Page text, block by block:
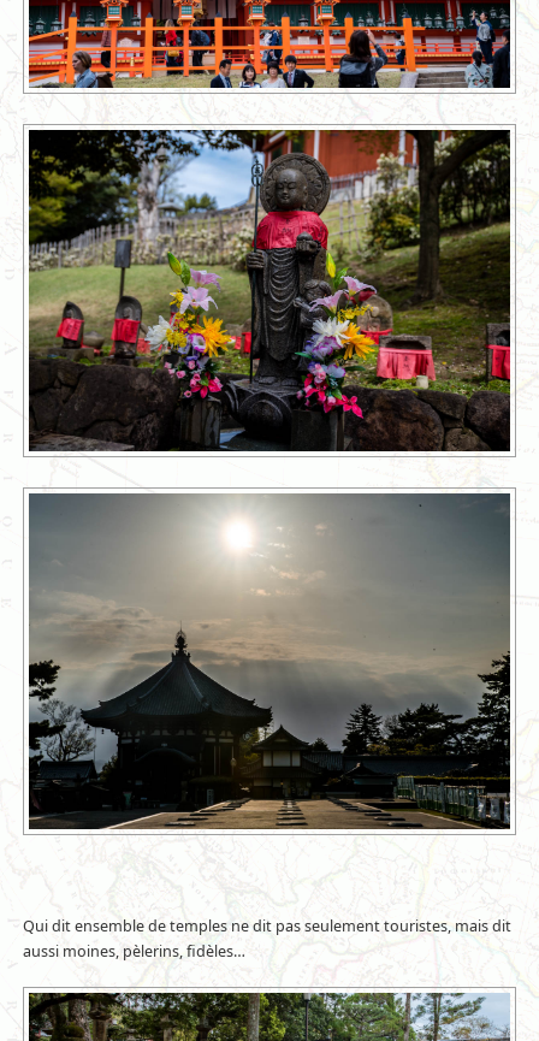
Qui dit ensemble de temples ne dit pas seulement touristes, mais dit
aussi moines, pèlerins, fidèles…